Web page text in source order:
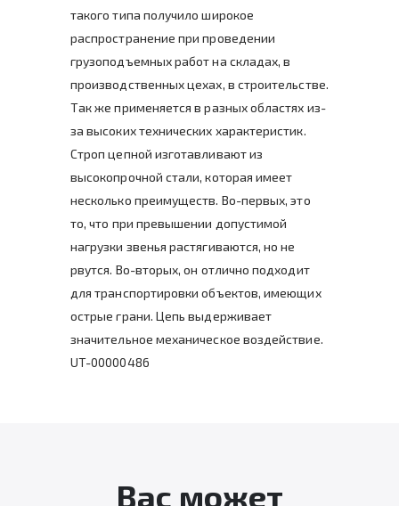
такого типа получило широкое
распространение при проведении
грузоподъемных работ на складах, в
производственных цехах, в строительстве.
Так же применяется в разных областях из-
за высоких технических характеристик.
Строп цепной изготавливают из
высокопрочной стали, которая имеет
несколько преимуществ. Во-первых, это
то, что при превышении допустимой
нагрузки звенья растягиваются, но не
рвутся. Во-вторых, он отлично подходит
для транспортировки объектов, имеющих
острые грани. Цепь выдерживает
значительное механическое воздействие.
UT-00000486
Вас может